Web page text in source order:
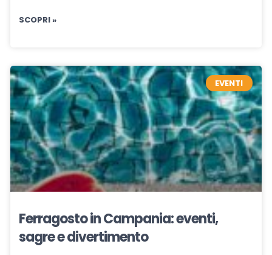
SCOPRI »
EVENTI
Ferragosto in Campania: eventi,
sagre e divertimento